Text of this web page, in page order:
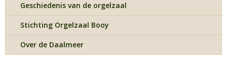
Geschiedenis van de orgelzaal
Stichting Orgelzaal Booy
Over de Daalmeer